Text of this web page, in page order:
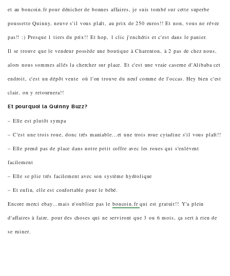
et au boncoin.fr pour dénicher de bonnes affaires, je suis tombé sur cette superbe
poussette Quinny, neuve s'il vous plaît, au prix de 250 euros!! Et non, vous ne révez
pas!! :) Presque 1 tiers du prix!! Et hop, 1 clic j'enchéris et c'est dans le panier.
Il se trouve que le vendeur possède une boutique à Charenton, à 2 pas de chez nous,
alors nous sommes allés la chercher sur place. Et c'est une vraie caserne d'Alibaba cet
endroit, c'est un dépôt vente où l'on trouve du neuf comme de l'occas. Hey bien c'est
clair, on y retournera!!
Et pourquoi la Quinny Buzz?
– Elle est plutôt sympa
– C'est une trois roue, donc trés maniable…et une trois roue cytadine s'il vous plaît!!
– Elle prend pas de place dans notre petit coffre avec les roues qui s'enlèvent
facilement
– Elle se plie trés facilement avec son système hydrolique
– Et enfin, elle est confortable pour le bébé.
Encore merci ebay…mais n'oubliez pas leboncoin.frqui est gratuit!! Y'a plein
d'affaires à faire, pour des choses qui ne serviront que 3 ou 6 mois, ça sert à rien de
se ruiner.